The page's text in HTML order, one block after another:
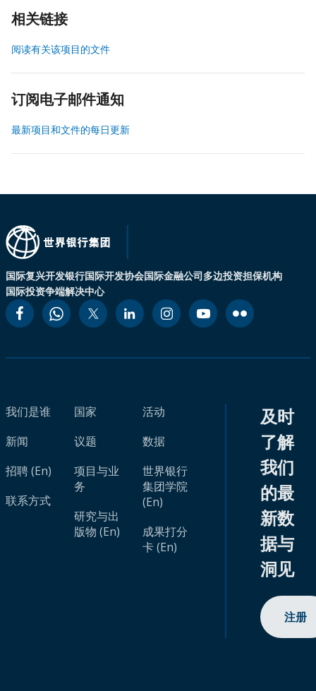
相关链接
阅读有关该项目的文件
订阅电子邮件通知
最新项目和文件的每日更新
国际复兴开发银行国际开发协会国际金融公司多边投资担保机构
国际投资争端解决中心
我们是谁
新闻
招聘 (En)
联系方式
国家
议题
项目与业
务
研究与出
版物 (En)
活动
数据
世界银行
集团学院
(En)
成果打分
卡 (En)
及时
了解
我们
的最
新数
据与
洞见
注册